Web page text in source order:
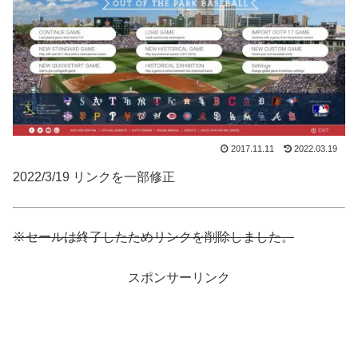
2017.11.11 2022.03.19
2022/3/19 リンクを一部修正
※セールは終了したためリンクを削除しました。
スポンサーリンク